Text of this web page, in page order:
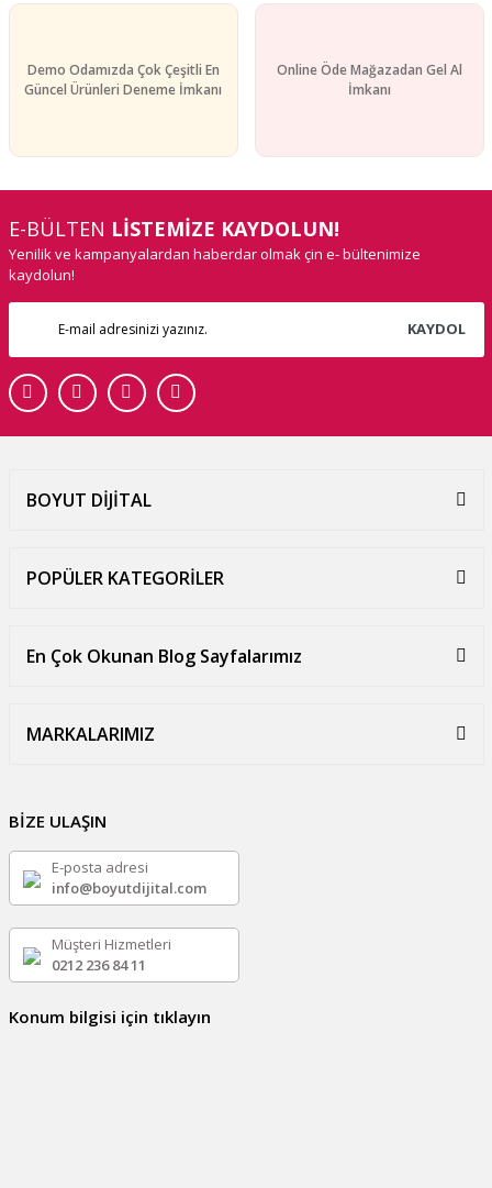
Demo Odamızda Çok Çeşitli En
Güncel Ürünleri Deneme İmkanı
Online Öde Mağazadan Gel Al
İmkanı
E-BÜLTEN LİSTEMİZE KAYDOLUN!
Yenilik ve kampanyalardan haberdar olmak çin e- bültenimize
kaydolun!
KAYDOL
BOYUT DİJİTAL
POPÜLER KATEGORİLER
En Çok Okunan Blog Sayfalarımız
MARKALARIMIZ
BİZE ULAŞIN
E-posta adresi
info@boyutdijital.com
Müşteri Hizmetleri
0212 236 84 11
Konum bilgisi için tıklayın